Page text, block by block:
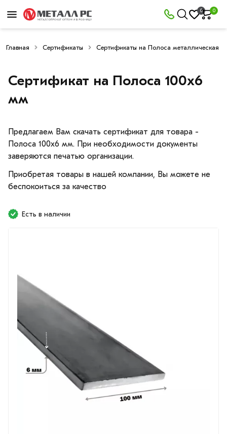
0 0
Главная Сертификаты Сертификаты на Полоса металлическая
Сертификат на Полоса 100х6
мм
Предлагаем Вам скачать сертификат для товара -
Полоса 100х6 мм. При необходимости документы
заверяются печатью организации.
Приобретая товары в нашей компании, Вы можете не
беспокоиться за качество
Есть в наличии